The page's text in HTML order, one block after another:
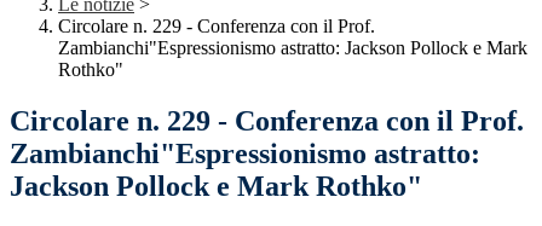
Le notizie >
Circolare n. 229 - Conferenza con il Prof.
Zambianchi"Espressionismo astratto: Jackson Pollock e Mark
Rothko"
Circolare n. 229 - Conferenza con il Prof.
Zambianchi"Espressionismo astratto:
Jackson Pollock e Mark Rothko"